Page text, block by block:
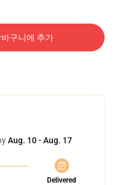
바구니에 추가
Aug. 10 - Aug. 17
Delivered